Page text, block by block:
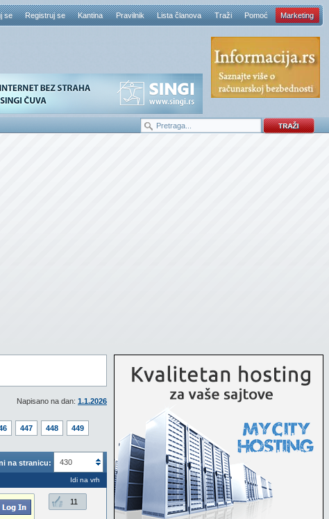
se Registruj se Kantina Pravilnik Lista članova Traži Pomoć Marketing
Napisano na dan: 1.1.2026
447 448
449
na stranicu: 430
Idi na vrh
11